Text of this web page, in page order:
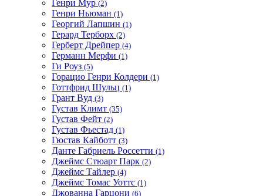
Генри Мур (2)
Генри Ньюман (1)
Георгий Лапшин (1)
Герард Терборх (2)
Герберт Дрейпер (4)
Германн Мерфи (1)
Ги Роуз (5)
Горацио Генри Колдери (1)
Готтфрид Шульц (1)
Грант Вуд (3)
Густав Климт (35)
Густав Фейт (2)
Густав Фьестад (1)
Гюстав Кайботт (3)
Данте Габриель Россетти (1)
Джеймс Стюарт Парк (2)
Джеймс Тайлер (4)
Джеймс Томас Уоттс (1)
Джованна Гарцони (6)